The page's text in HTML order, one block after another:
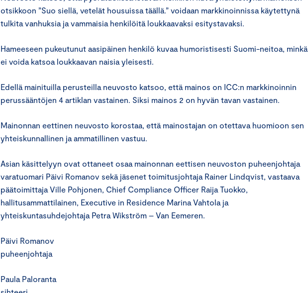
otsikkoon ”Suo siellä, vetelät housuissa täällä.” voidaan markkinoinnissa käytettynä
tulkita vanhuksia ja vammaisia henkilöitä loukkaavaksi esitystavaksi.
Hameeseen pukeutunut aasipäinen henkilö kuvaa humoristisesti Suomi-neitoa, minkä
ei voida katsoa loukkaavan naisia yleisesti.
Edellä mainituilla perusteilla neuvosto katsoo, että mainos on ICC:n markkinoinnin
perussääntöjen 4 artiklan vastainen. Siksi mainos 2 on hyvän tavan vastainen.
Mainonnan eettinen neuvosto korostaa, että mainostajan on otettava huomioon sen
yhteiskunnallinen ja ammatillinen vastuu.
Asian käsittelyyn ovat ottaneet osaa mainonnan eettisen neuvoston puheenjohtaja
varatuomari Päivi Romanov sekä jäsenet toimitusjohtaja Rainer Lindqvist, vastaava
päätoimittaja Ville Pohjonen, Chief Compliance Officer Raija Tuokko,
hallitusammattilainen, Executive in Residence Marina Vahtola ja
yhteiskuntasuhdejohtaja Petra Wikström – Van Eemeren.
Päivi Romanov
puheenjohtaja
Paula Paloranta